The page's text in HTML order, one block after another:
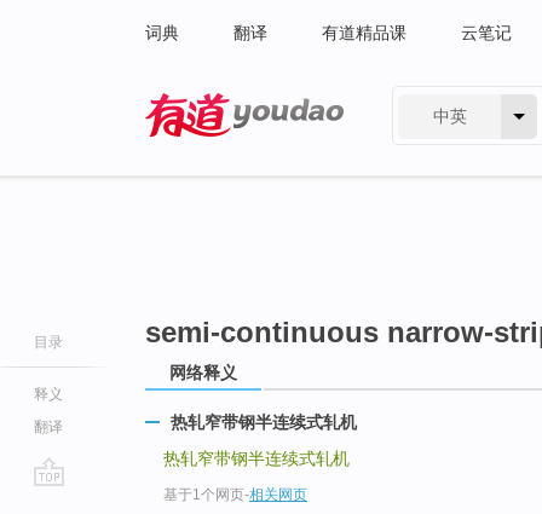
词典 翻译 有道精品课 云笔记
中英
目录
释义
翻译
semi-continuous narrow-
网络释义
热轧窄带钢半连续式轧机
热轧窄带钢半连续式轧机
基于1个网页-相关网页